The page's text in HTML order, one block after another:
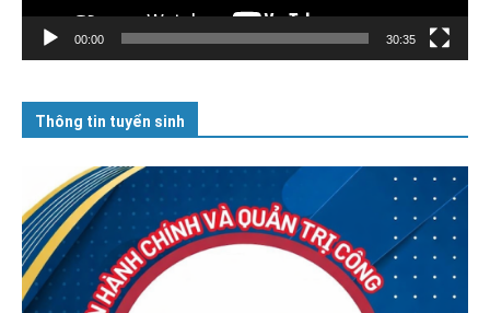
00:00 30:35
Thông tin tuyển sinh